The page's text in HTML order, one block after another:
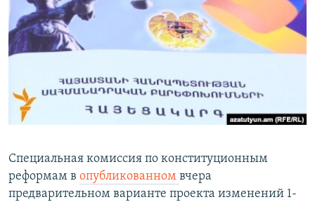
АРХИВ
Հայերեն
Русский
Специальная комиссия по конституционным
реформам в опубликованном вчера
предварительном варианте проекта изменений 1-